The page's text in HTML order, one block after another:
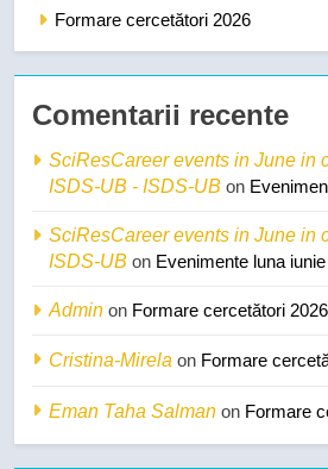
Formare cercetători 2026
Comentarii recente
SciResCareer events in June in
ISDS-UB - ISDS-UB on
SciResCareer events in June in
ISDS-UB on Evenimente luna iunie
Admin on Formare cercetători 2026
Cristina-Mirela on Formare
Eman Taha Salman on Formare